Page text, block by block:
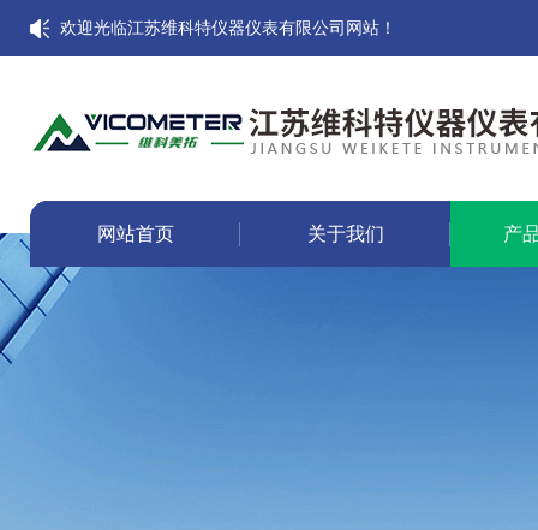
欢迎光临江苏维科特仪器仪表有限公司网站！
网站首页 关于我们 产